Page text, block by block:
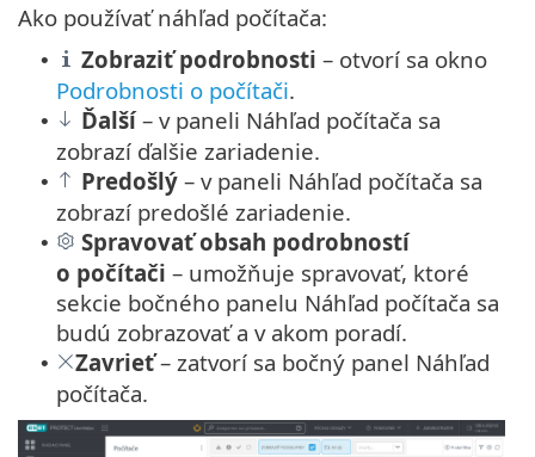
Ako používať náhľad počítača:
• Zobraziť podrobnosti – otvorí sa okno
Podrobnosti o počítači.
• Ďalší– v paneli Náhľad počítača sa
zobrazí ďalšie zariadenie.
• Predošlý – v paneli Náhľad počítača sa
zobrazí predošlé zariadenie.
•
Spravovať obsah podrobností
o počítači – umožňuje spravovať, ktoré
sekcie bočného panelu Náhľad počítača sa
budú zobrazovať a v akom poradí.
• Zavrieť– zatvorí sa bočný panel Náhľad
počítača.